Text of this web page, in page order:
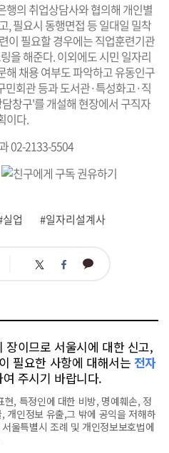
행의 취업상담사와 협의해 개인별
, 필요시 동행면접 등 일대일 밀착
이 필요할 경우에는 직업훈련기관
을 해준다. 이외에도 시민 일자리
해 채용 여부도 파악하고 유동인구
회관 등과 도서관·특성화고·직
창구'를 개설해 현장에서 구직자
이다.
02-2133-5504
업 #일자리설계사
트 페 카
장이므로 서울시에 대한 신고,
필요한 사항에 대해서는 전자
여 주시기 바랍니다.
, 특정인에 대한 비방, 명예훼손, 정
개인정보 유출,그 밖에 공익을 저해하
울특별시 조례 및 개인정보보호법에